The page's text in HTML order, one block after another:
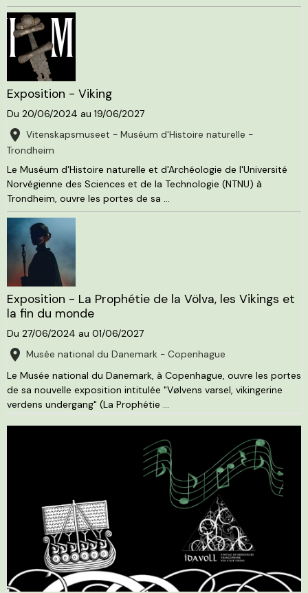
Exposition - Viking
Du 20/06/2024 au 19/06/2027
Vitenskapsmuseet - Muséum d'Histoire naturelle -
Trondheim
Le Muséum d'Histoire naturelle et d'Archéologie de l'Université
Norvégienne des Sciences et de la Technologie (NTNU) à
Trondheim, ouvre les portes de sa ...
Exposition - La Prophétie de la Völva, les Vikings et
la fin du monde
Du 27/06/2024 au 01/06/2027
Musée national du Danemark - Copenhague
Le Musée national du Danemark, à Copenhague, ouvre les portes
de sa nouvelle exposition intitulée "Vølvens varsel, vikingerine
verdens undergang" (La Prophétie ...